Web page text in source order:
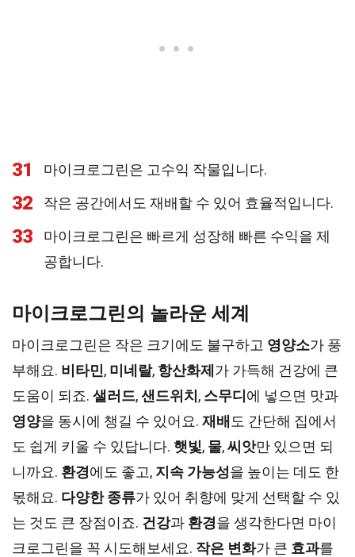
31 마이크로그린은 고수익 작물입니다.
32 작은 공간에서도 재배할 수 있어 효율적입니다.
33
마이크로그린은 빠르게 성장해 빠른 수익을 제
공합니다.
마이크로그린의 놀라운 세계
마이크로그린은 작은 크기에도 불구하고 영양소가 풍
부해요. 비타민, 미네랄, 항산화제 가 가득해 건강에 큰
도움이 되죠. 샐러드,샌드위치 , 스무디 에 넣으면 맛과
영양을 동시에 챙길 수 있어요. 재배 도 간단해 집에서
도 쉽게 키울 수 있답니다. 햇빛, 물,씨앗만 있으면 되
니까요. 환경에도 좋고, 지속 가능성을 높이는 데도 한
몫해요. 다양한 종류가 있어 취향에 맞게 선택할 수 있
는 것도 큰 장점이죠. 건강과 환경을 생각한다면 마이
크로그린을 꼭 시도해보세요. 작은 변화가 큰 효과를